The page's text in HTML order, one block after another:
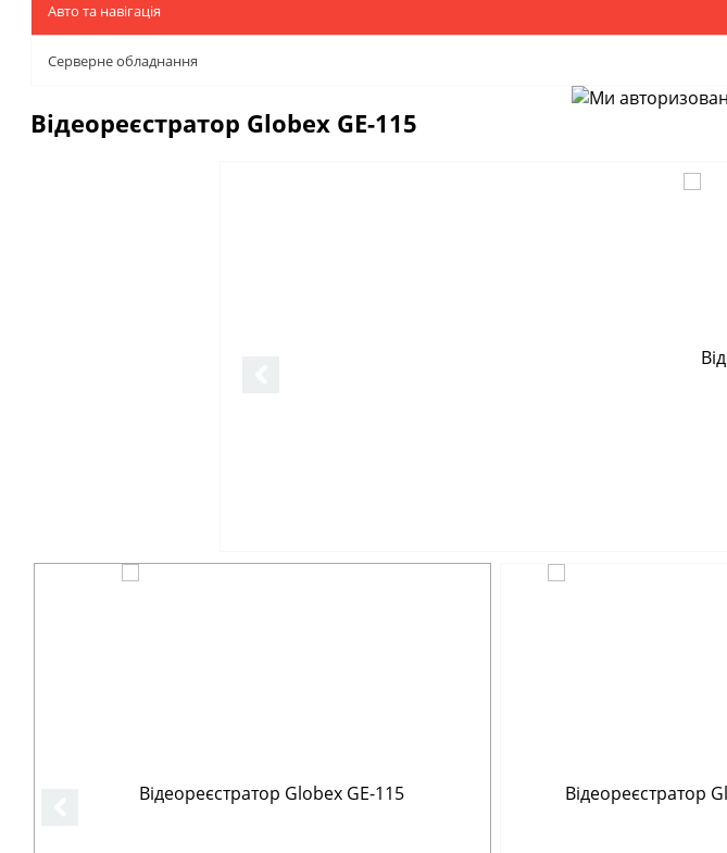
Авто та навігація
Серверне обладнання
Відеореєстратор Globex GE-115